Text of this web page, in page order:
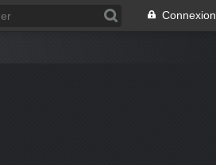
Connexion